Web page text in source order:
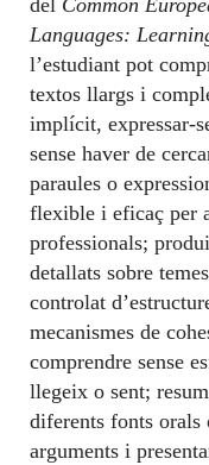
del Common
Languages:
l’estudiant pot
textos llargs i
implícit, expressar-
sense haver de
paraules o
flexible i eficaç per
professionals;
detallats sobre
controlat
mecanismes de
comprendre sense
llegeix o sent;
diferents fonts orals
arguments i